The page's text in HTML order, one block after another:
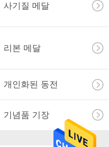
사기질 메달
리본 메달
개인화된 동전
기념품 기장